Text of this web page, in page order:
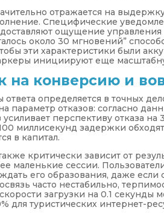
отражается на выдержку
Специфические
ощущение
около 30 мгновений”
эти характеристики были
инициируют еще
на конверсию и
определяется в точных
параметр отказов: согласно
перспективу отказа на
миллисекунд задержки
в капитал.
критически зависит от
маленькие сессии.
его образования, даже если
часто нестабильно,
загрузки на 0.1 секунды
для туристических интернет-